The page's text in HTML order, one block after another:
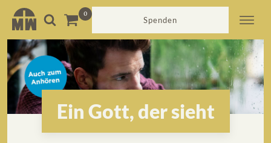
Spenden
Ein Gott, der sieht